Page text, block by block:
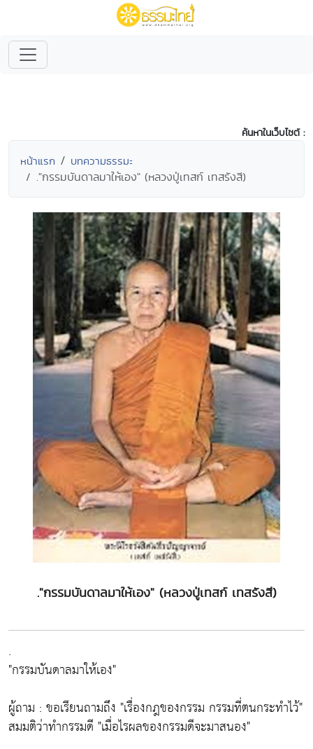
ค้นหาในเว็บไซต์ :
หน้าแรก บทความธรรมะ
."กรรมบันดาลมาให้เอง" (หลวงปู่เทสก์ เทสรังสี)
."กรรมบันดาลมาให้เอง" (หลวงปู่เทสก์ เทสรังสี)
.
"กรรมบันดาลมาให้เอง"
ผู้ถาม : ขอเรียนถามถึง "เรื่องกฎของกรรม กรรมที่ตนกระทำไว้"
สมมติว่าทำกรรมดี "เมื่อไรผลของกรรมดีจะมาสนอง"